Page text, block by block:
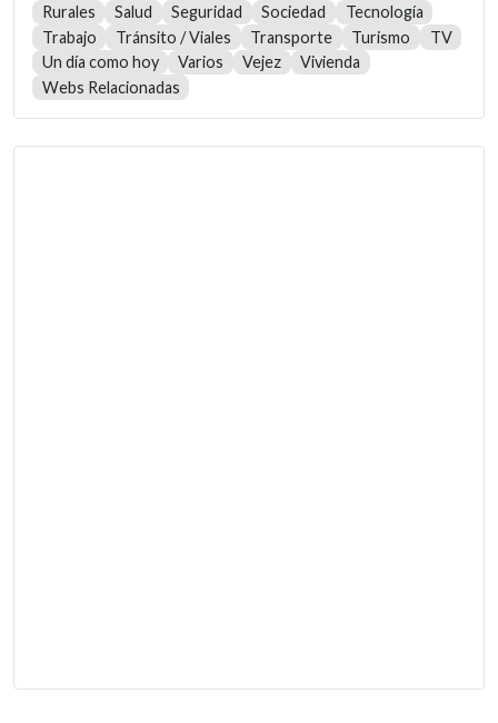
Rurales
Salud Seguridad Sociedad
Tecnología
Trabajo
Tránsito / Viales Transporte Turismo
TV
Un día como hoy
Varios Vejez
Vivienda
Webs Relacionadas